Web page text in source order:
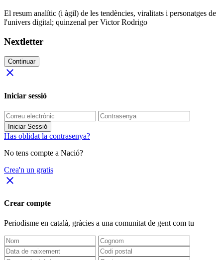
El resum analític (i àgil) de les tendències, viralitats i personatges de
l'univers digital; quinzenal per Victor Rodrigo
Nextletter
Continuar
close
Iniciar sessió
Iniciar Sessió
Has oblidat la contrasenya?
No tens compte a Nació?
Crea'n un gratis
close
Crear compte
Periodisme en català, gràcies a una comunitat de gent com tu